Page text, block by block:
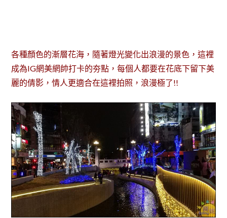
各種顏色的漸層花海，隨著燈光變化出浪漫的景色，這裡
成為IG網美網帥打卡的夯點，每個人都要在花底下留下美
麗的倩影，情人更適合在這裡拍照，浪漫極了!!